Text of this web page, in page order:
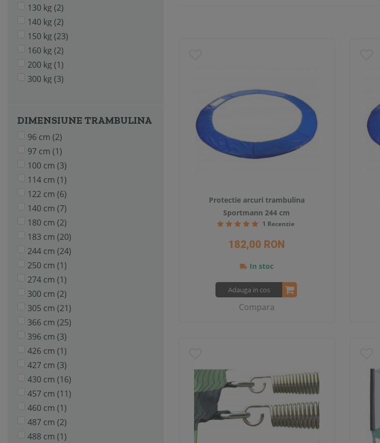
130 kg(2)
140 kg(2)
150 kg(23)
160 kg(2)
200 kg(1)
300 kg(3)
DIMENSIUNE TRAMBULINA
96 cm (2)
97 cm (1)
100 cm (3)
114 cm (1)
122 cm (6)
140 cm (7)
180 cm (2)
183 cm (20)
244 cm (24)
250 cm (1)
274 cm (1)
300 cm (2)
305 cm (21)
366 cm (25)
396 cm (3)
426 cm (1)
427 cm (3)
430 cm (16)
457 cm (11)
460 cm (1)
487 cm (2)
488 cm (1)
Protectie arcuri trambulina
Sportmann 244 cm
1 Recenzie
182,00 RON
In stoc
Adauga in cos
Compara